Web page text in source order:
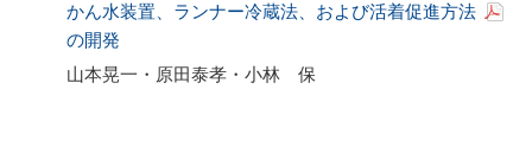
かん水装置、ランナー冷蔵法、および活着促進方法
の開発
山本晃一・原田泰孝・小林 保